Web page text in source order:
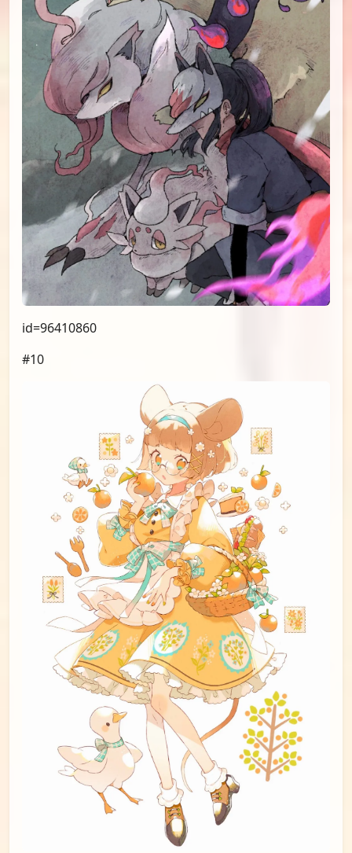
id=96410860
#10